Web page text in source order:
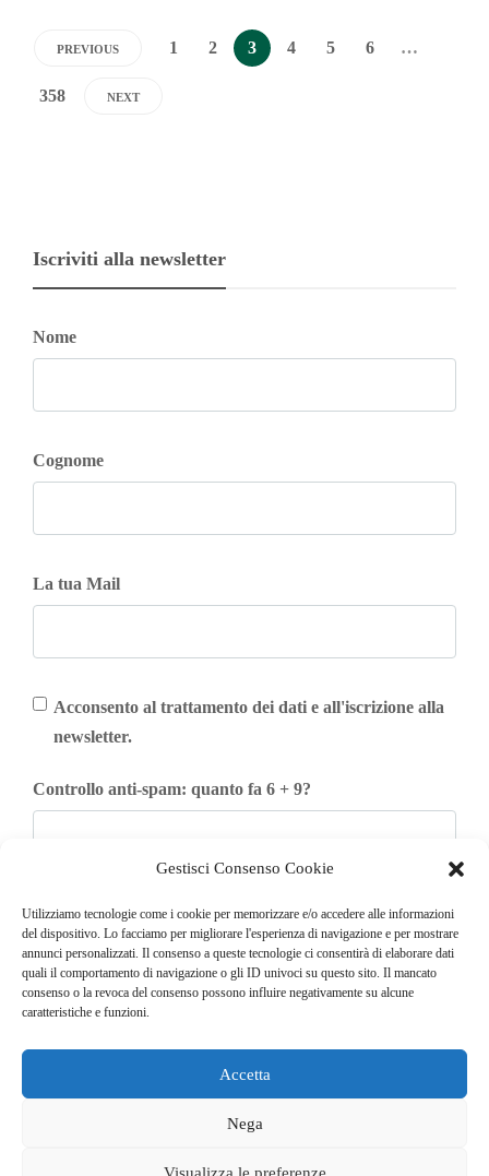
Gestisci Consenso Cookie
Utilizziamo tecnologie come i cookie per memorizzare e/o accedere alle informazioni
del dispositivo. Lo facciamo per migliorare l'esperienza di navigazione e per mostrare
annunci personalizzati. Il consenso a queste tecnologie ci consentirà di elaborare dati
quali il comportamento di navigazione o gli ID univoci su questo sito. Il mancato
consenso o la revoca del consenso possono influire negativamente su alcune
caratteristiche e funzioni.
Accetta
Nega
Visualizza le preferenze
PREVIOUS 1 2 3 4 5 6 …
358 NEXT
Iscriviti alla newsletter
Nome
Cognome
La tua Mail
Acconsento al trattamento dei dati e all'iscrizione alla
newsletter.
Controllo anti-spam: quanto fa 6 + 9?
Iscriviti